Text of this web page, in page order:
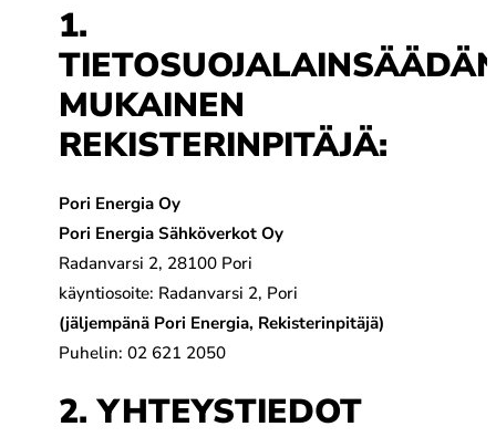
1.
MUKAINEN
REKISTERINPITÄJÄ:
Pori Energia Oy
Pori Energia Sähköverkot Oy
Radanvarsi 2, 28100 Pori
käyntiosoite: Radanvarsi 2, Pori
(jäljempänä Pori Energia, Rekisterinpitäjä)
Puhelin: 02 621 2050
2. YHTEYSTIEDOT